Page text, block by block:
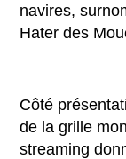
navires,
Hater des
Côté
de la grille
streaming